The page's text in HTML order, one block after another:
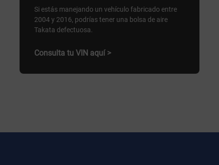
Si estás manejando un vehículo fabricado entre
2004 y 2016, podrías tener una bolsa de aire
Takata defectuosa.
Consulta tu VIN aquí >